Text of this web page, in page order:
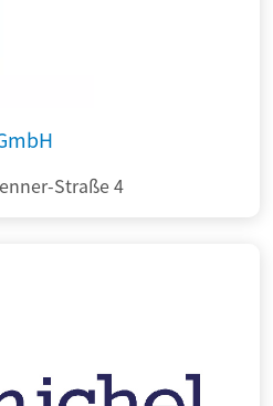
Straße 4